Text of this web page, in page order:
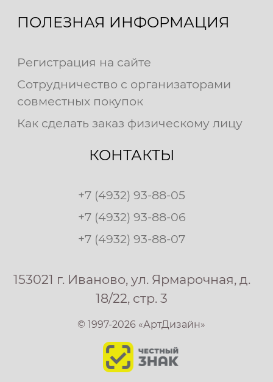
ПОЛЕЗНАЯ ИНФОРМАЦИЯ
Регистрация на сайте
Сотрудничество с организаторами
совместных покупок
Как сделать заказ физическому лицу
КОНТАКТЫ
+7 (4932) 93-88-05
+7 (4932) 93-88-06
+7 (4932) 93-88-07
153021 г. Иваново, ул. Ярмарочная, д.
18/22, стр. 3
© 1997-2026 «АртДизайн»